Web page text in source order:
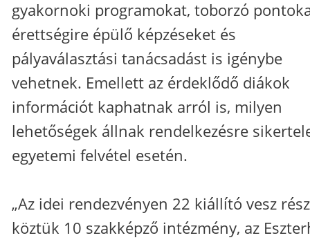
gyakornoki programokat, toborzó
érettségire épülő képzéseket és
pályaválasztási tanácsadást is igénybe
vehetnek. Emellett az érdeklődő diákok
információt kaphatnak arról is, milyen
lehetőségek állnak rendelkezésre
egyetemi felvétel esetén.
„Az idei rendezvényen 22 kiállító vesz
köztük 10 szakképző intézmény, az